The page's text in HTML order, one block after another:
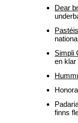
Dear
Simpli
en klar
finns